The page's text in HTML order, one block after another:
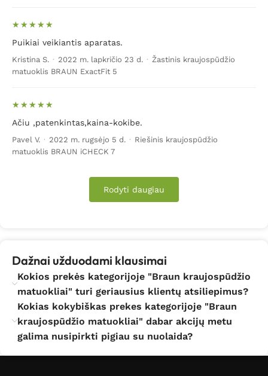
Puikiai veikiantis aparatas.
Kristina S. · 2022 m. lapkričio 23 d. · Žastinis kraujospūdžio
matuoklis BRAUN ExactFit 5
Ačiu ,patenkintas,kaina-kokibe.
Pavel V. · 2022 m. rugsėjo 5 d. · Riešinis kraujospūdžio
matuoklis BRAUN iCHECK 7
Rodyti daugiau
Dažnai užduodami klausimai
Kokios prekės kategorijoje "Braun kraujospūdžio
matuokliai" turi geriausius klientų atsiliepimus?
Kokias kokybiškas prekes kategorijoje "Braun
kraujospūdžio matuokliai" dabar akcijų metu
galima nusipirkti pigiau su nuolaida?